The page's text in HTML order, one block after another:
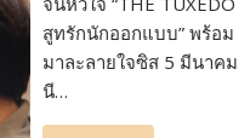
สูทรักนักออกแบบ” พร้อม
มาละลายใจซิส 5 มีนาคม
นี…